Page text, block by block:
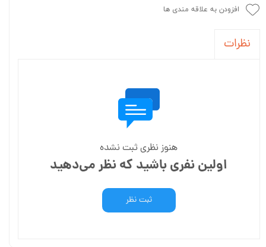
افزودن به علاقه مندی ها
نظرات
هنوز نظری ثبت نشده
اولین نفری باشید که نظر می‌دهید
ثبت نظر